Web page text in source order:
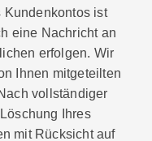
ist
eine Nachricht an
erfolgen. Wir
Ihnen mitgeteilten
vollständiger
Ihres
mit Rücksicht auf